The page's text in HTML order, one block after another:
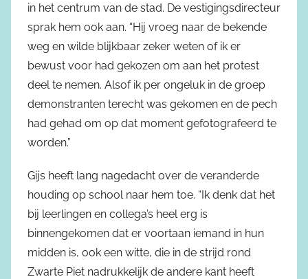
in het centrum van de stad. De vestigingsdirecteur
sprak hem ook aan. “Hij vroeg naar de bekende
weg en wilde blijkbaar zeker weten of ik er
bewust voor had gekozen om aan het protest
deel te nemen. Alsof ik per ongeluk in de groep
demonstranten terecht was gekomen en de pech
had gehad om op dat moment gefotografeerd te
worden.”
Gijs heeft lang nagedacht over de veranderde
houding op school naar hem toe. “Ik denk dat het
bij leerlingen en collega’s heel erg is
binnengekomen dat er voortaan iemand in hun
midden is, ook een witte, die in de strijd rond
Zwarte Piet nadrukkelijk de andere kant heeft